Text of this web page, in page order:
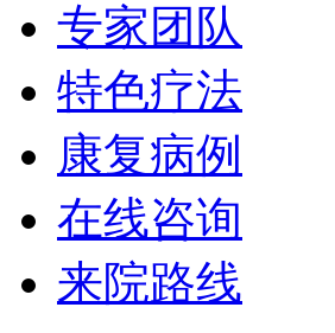
专家团队
特色疗法
康复病例
在线咨询
来院路线